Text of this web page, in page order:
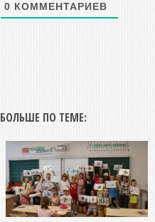
0 КОММЕНТАРИЕВ
БОЛЬШЕ ПО ТЕМЕ: